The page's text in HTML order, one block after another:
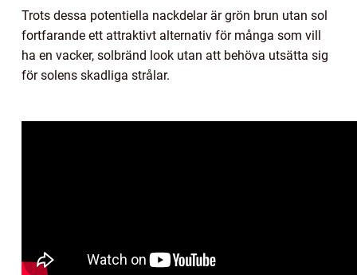
Trots dessa potentiella nackdelar är grön brun utan sol
fortfarande ett attraktivt alternativ för många som vill
ha en vacker, solbränd look utan att behöva utsätta sig
för solens skadliga strålar.